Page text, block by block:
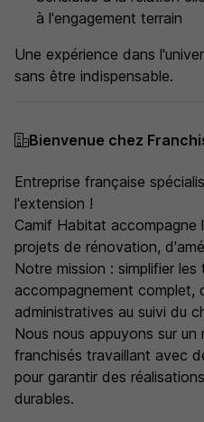
à l'engagement terrain
Une expérience dans
sans être indispensable.
Bienvenue chez
Entreprise française
l'extension !
Camif Habitat accompagne
projets de rénovation,
Notre mission : simplifier
accompagnement complet,
administratives au suivi du
Nous nous appuyons sur un
franchisés travaillant avec
pour garantir des
durables.